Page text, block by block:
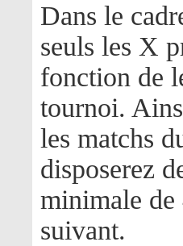
Dans le
seuls les X
fonction de
tournoi.
les matchs
disposerez
minimale de
suivant.